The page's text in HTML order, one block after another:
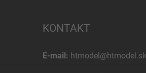
KONTAKT
E-mail: htmodel@htmodel.sk